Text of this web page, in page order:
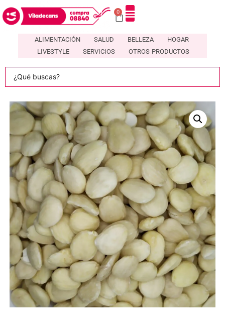
0
ALIMENTACIÓN SALUD BELLEZA
HOGAR
LIVESTYLE
SERVICIOS OTROS PRODUCTOS